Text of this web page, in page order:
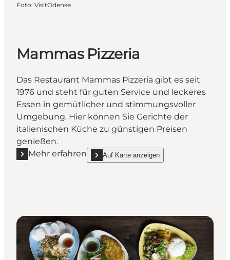
Foto: VisitOdense
Mammas Pizzeria
Das Restaurant Mammas Pizzeria gibt es seit
1976 und steht für guten Service und leckeres
Essen in gemütlicher und stimmungsvoller
Umgebung. Hier können Sie Gerichte der
italienischen Küche zu günstigen Preisen
genießen.
Mehr erfahren
Mehr erfahren "Mammas Pizzeria"
Auf Karte anzeigen
show Mammas Pizzeria on_map